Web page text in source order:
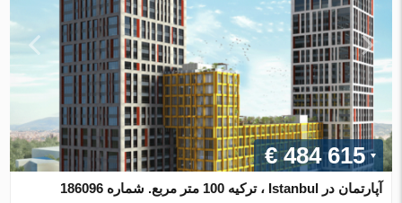
€ 484 615
آپارتمان در Istanbul ، ترکیه 100 متر مربع. شماره 186096